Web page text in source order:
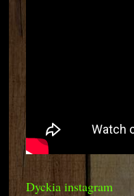
Dyckia instagram